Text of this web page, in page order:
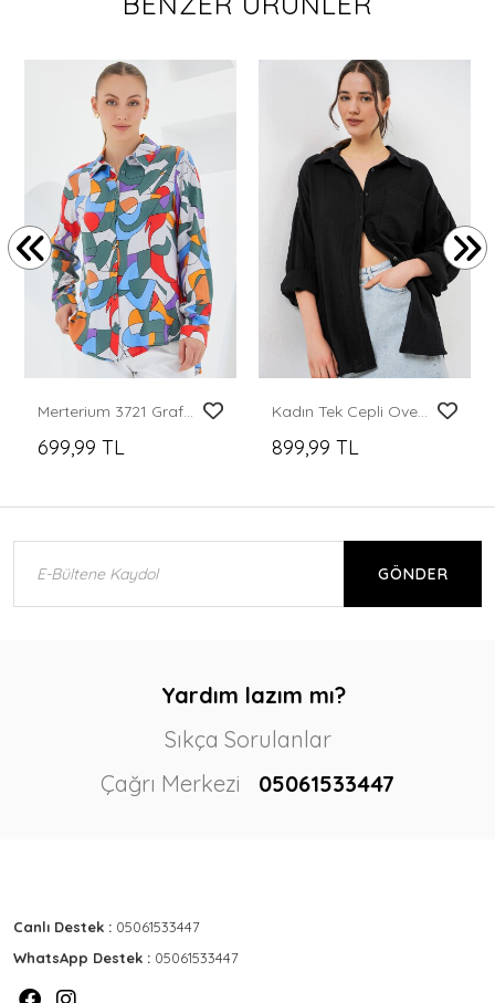
Merterium 3721 Grafik Desenli Gömlek - E.Haki
699,99 TL
Kadın Tek Cepli Oversize Müslin Gömlek 20353 - Siyah
899,99 TL
GÖNDER
Yardım lazım mı?
Sıkça Sorulanlar
Çağrı Merkezi
05061533447
Canlı Destek : 05061533447
WhatsApp Destek : 05061533447